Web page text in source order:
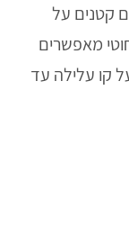
קטנים על
מאפשרים
קו עלילה עד